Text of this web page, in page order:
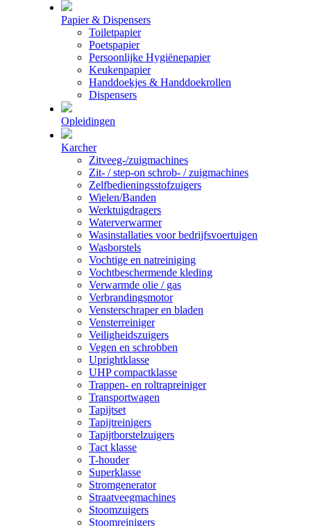
Papier & Dispensers
Toiletpapier
Poetspapier
Persoonlijke Hygiënepapier
Keukenpapier
Handdoekjes & Handdoekrollen
Dispensers
Opleidingen
Karcher
Zitveeg-/zuigmachines
Zit- / step-on schrob- / zuigmachines
Zelfbedieningsstofzuigers
Wielen/Banden
Werktuigdragers
Waterverwarmer
Wasinstallaties voor bedrijfsvoertuigen
Wasborstels
Vochtige en natreiniging
Vochtbeschermende kleding
Verwarmde olie / gas
Verbrandingsmotor
Vensterschraper en bladen
Vensterreiniger
Veiligheidszuigers
Vegen en schrobben
Uprightklasse
UHP compactklasse
Trappen- en roltrapreiniger
Transportwagen
Tapijtset
Tapijtreinigers
Tapijtborstelzuigers
Tact klasse
T-houder
Superklasse
Stromgenerator
Straatveegmachines
Stoomzuigers
Stoomreinigers